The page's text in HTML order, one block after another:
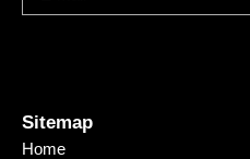
Sitemap
Home